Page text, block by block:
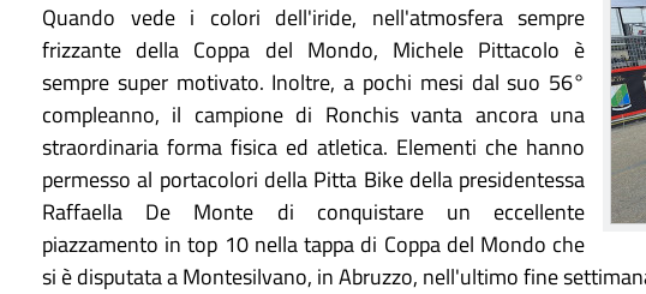
Quando vede i colori dell'iride, nell'atmosfera sempre
frizzante della Coppa del Mondo, Michele Pittacolo è
sempre super motivato. Inoltre, a pochi mesi dal suo 56°
compleanno, il campione di Ronchis vanta ancora una
straordinaria forma fisica ed atletica. Elementi che hanno
permesso al portacolori della Pitta Bike della presidentessa
Raffaella De Monte di conquistare un eccellente
piazzamento in top 10 nella tappa di Coppa del Mondo che
si è disputata a Montesilvano, in Abruzzo, nell'ultimo fine